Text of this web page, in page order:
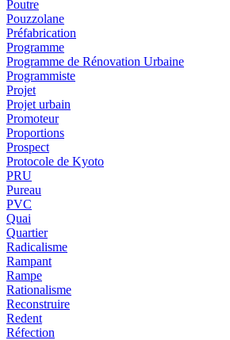
Poutre
Pouzzolane
Préfabrication
Programme
Programme de Rénovation Urbaine
Programmiste
Projet
Projet urbain
Promoteur
Proportions
Prospect
Protocole de Kyoto
PRU
Pureau
PVC
Quai
Quartier
Radicalisme
Rampant
Rampe
Rationalisme
Reconstruire
Redent
Réfection